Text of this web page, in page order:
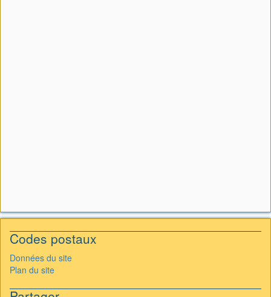
Codes postaux
Données du site
Plan du site